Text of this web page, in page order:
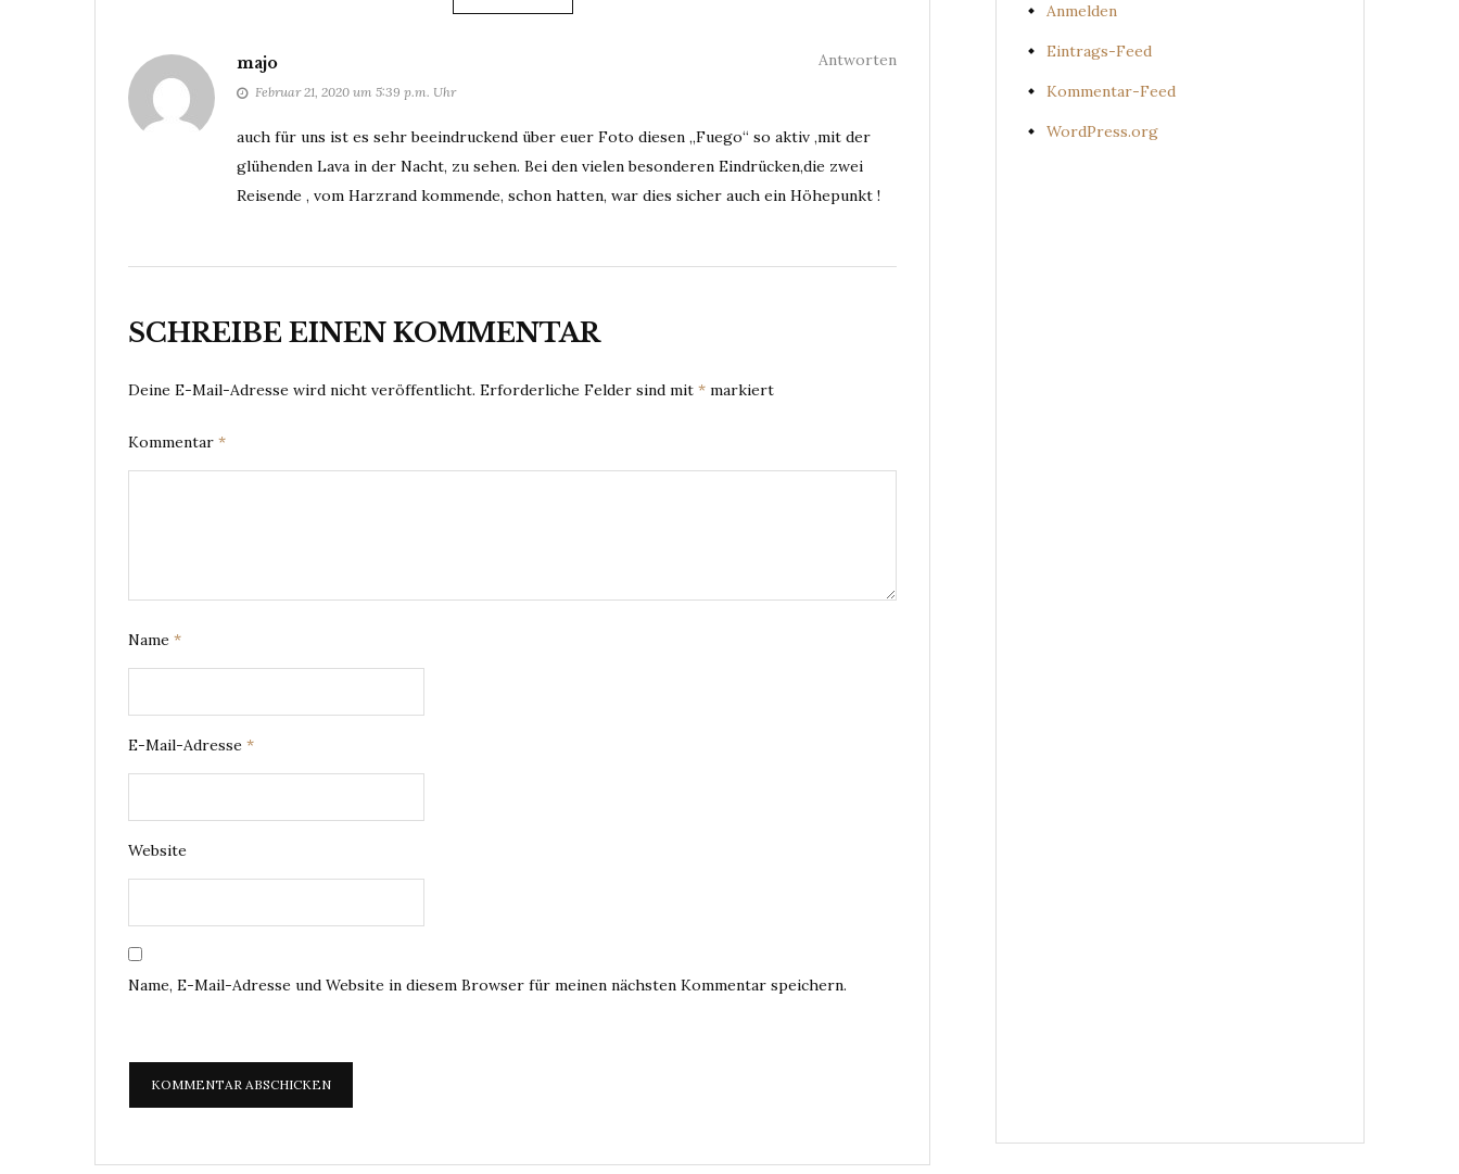
majo
Februar 21, 2020 um 5:39 p.m. Uhr
auch für uns ist es sehr beeindruckend über euer Foto diesen „Fuego“ so aktiv ,mit der
glühenden Lava in der Nacht, zu sehen. Bei den vielen besonderen Eindrücken,die zwei
Reisende , vom Harzrand kommende, schon hatten, war dies sicher auch ein Höhepunkt !
Antworten
SCHREIBE EINEN KOMMENTAR
Deine E-Mail-Adresse wird nicht veröffentlicht. Erforderliche Felder sind mit * markiert
Kommentar *
Name *
E-Mail-Adresse *
Website
Name, E-Mail-Adresse und Website in diesem Browser für meinen nächsten Kommentar speichern.
Anmelden
Eintrags-Feed
Kommentar-Feed
WordPress.org